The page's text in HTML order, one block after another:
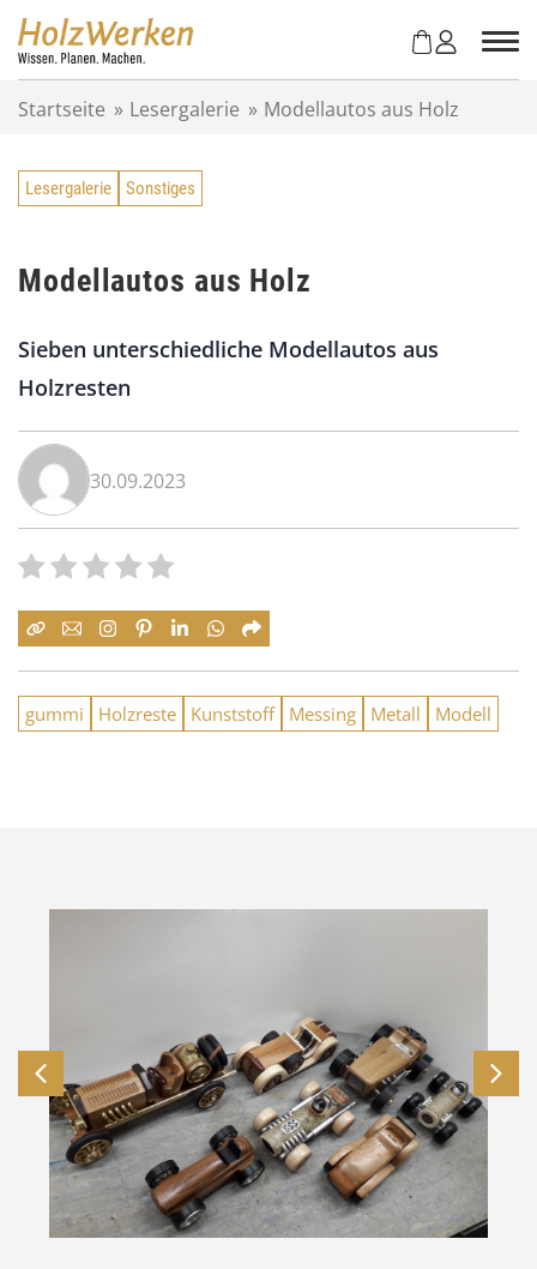
Startseite » Lesergalerie » Modellautos aus Holz
Lesergalerie Sonstiges
Modellautos aus Holz
Sieben unterschiedliche Modellautos aus
Holzresten
30.09.2023
gummi Holzreste Kunststoff Messing Metall Modell